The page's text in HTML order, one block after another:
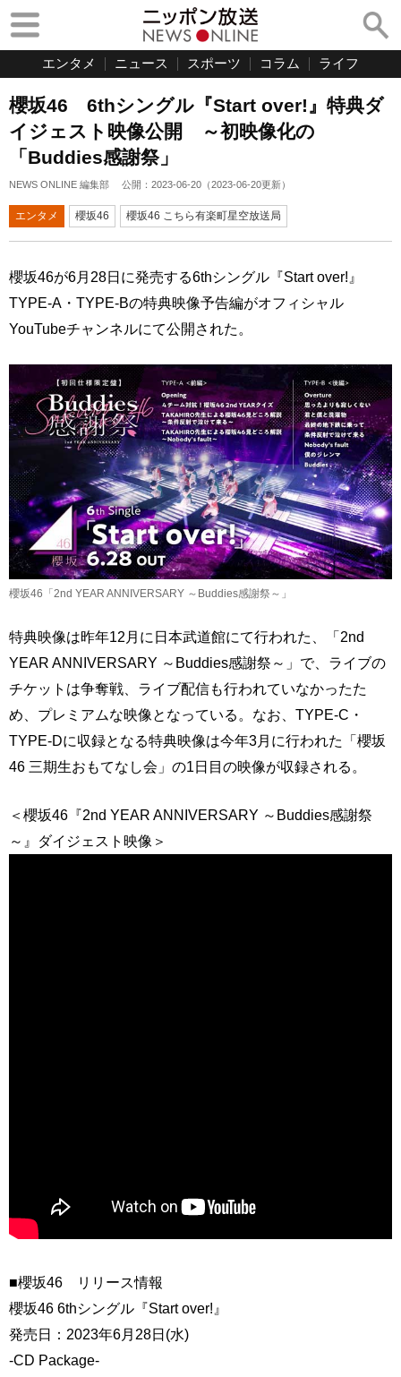
エンタメ ニュース スポーツ コラム ライフ
櫻坂46 6thシングル『Start over!』特典ダ
イジェスト映像公開 ～初映像化の
「Buddies感謝祭」
NEWS ONLINE 編集部 公開： 2023-06-20 （2023-06-20更新）
エンタメ 櫻坂46 櫻坂46 こちら有楽町星空放送局
櫻坂46が6月28日に発売する6thシングル『Start over!』
TYPE-A・TYPE-Bの特典映像予告編がオフィシャル
YouTubeチャンネルにて公開された。
櫻坂46「2nd YEAR ANNIVERSARY ～Buddies感謝祭～」
特典映像は昨年12月に日本武道館にて行われた、「2nd
YEAR ANNIVERSARY ～Buddies感謝祭～」で、ライブの
チケットは争奪戦、ライブ配信も行われていなかったた
め、プレミアムな映像となっている。なお、TYPE-C・
TYPE-Dに収録となる特典映像は今年3月に行われた「櫻坂
46 三期生おもてなし会」の1日目の映像が収録される。
＜櫻坂46『2nd YEAR ANNIVERSARY ～Buddies感謝祭
～』ダイジェスト映像＞
■櫻坂46 リリース情報
櫻坂46 6thシングル『Start over!』
発売日：2023年6月28日(水)
-CD Package-